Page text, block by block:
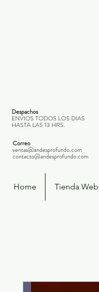
Despachos
ENVIOS TODOS LOS DIAS
HASTA LAS 13 HRS.
Correo
ventas@andesprofundo.com
contacto@andesprofundo.com
Home Tienda Web